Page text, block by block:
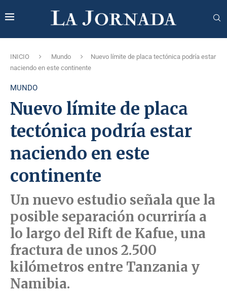
INICIO Mundo
Nuevo límite de placa tectónica podría estar
naciendo en este continente
MUNDO
Nuevo límite de placa
tectónica podría estar
naciendo en este
continente
Un nuevo estudio señala que la
posible separación ocurriría a
lo largo del Rift de Kafue, una
fractura de unos 2.500
kilómetros entre Tanzania y
Namibia.